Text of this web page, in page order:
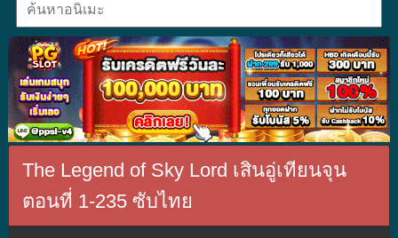
The Legend of Sky Lord เสินอู่เทียนจุน
ตอนที่ 1-235 ซับไทย